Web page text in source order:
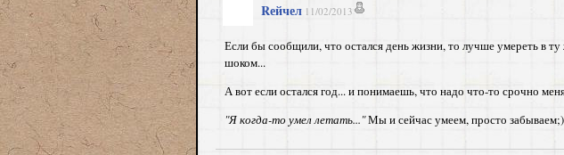
Rейчел 11/02/2013
Если бы сообщили, что остался день жизни, то лучше умереть в
шоком...
А вот если остался год... и понимаешь, что надо что-то срочно
"Я когда-то умел летать..."Мы и сейчас умеем, просто забываем;)